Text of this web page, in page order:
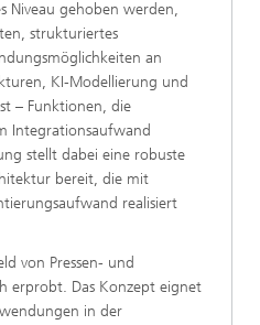
Niveau gehoben werden,
strukturiertes
an
KI-Modellierung und
– Funktionen, die
Integrationsaufwand
stellt dabei eine robuste
bereit, die mit
realisiert
von Pressen- und
erprobt. Das Konzept eignet
in der